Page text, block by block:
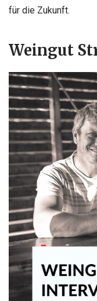
für die Zukunft.
Weingut